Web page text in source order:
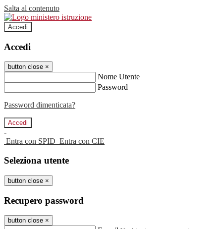
Salta al contenuto
Accedi
Accedi
button close ×
Nome Utente
Password
Password dimenticata?
-
Entra con SPID Entra con CIE
Seleziona utente
button close ×
Recupero password
button close ×